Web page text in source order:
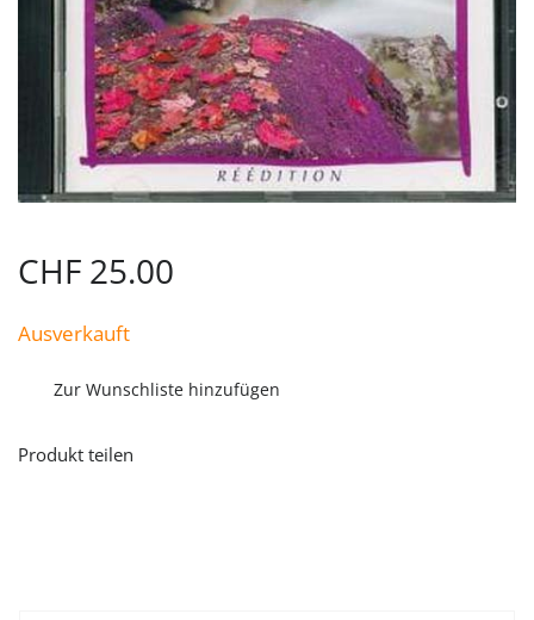
CHF 25.00
Ausverkauft
Zur Wunschliste hinzufügen
Produkt teilen